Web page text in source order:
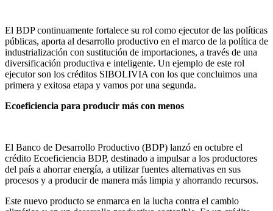
El BDP continuamente fortalece su rol como ejecutor de las políticas
públicas, aporta al desarrollo productivo en el marco de la política de
industrialización con sustitución de importaciones, a través de una
diversificación productiva e inteligente. Un ejemplo de este rol
ejecutor son los créditos SIBOLIVIA con los que concluimos una
primera y exitosa etapa y vamos por una segunda.
Ecoeficiencia para producir más con menos
El Banco de Desarrollo Productivo (BDP) lanzó en octubre el
crédito Ecoeficiencia BDP, destinado a impulsar a los productores
del país a ahorrar energía, a utilizar fuentes alternativas en sus
procesos y a producir de manera más limpia y ahorrando recursos.
Este nuevo producto se enmarca en la lucha contra el cambio